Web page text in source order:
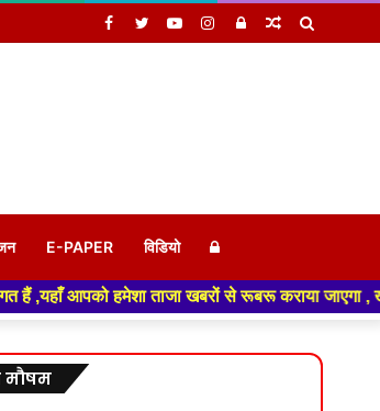
Random
Log
Instagram
YouTube
Twitter
Facebook
E-PAPER विडियो Log
In
खबरों से रूबरू कराया जाएगा , खबर ओर विज्ञापन के